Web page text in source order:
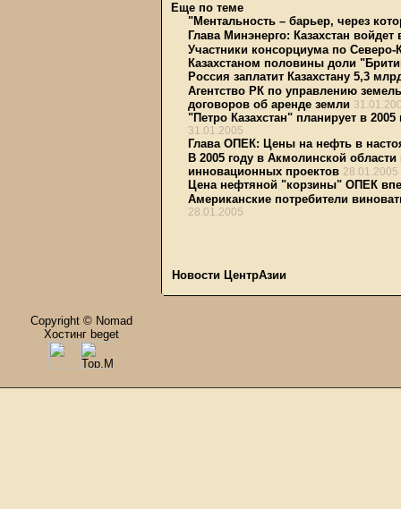
Еще по теме
"Ментальность – барьер, через
Глава Минэнерго: Казахстан
Участники консорциума по Северо-
Казахстаном половины доли
Россия заплатит Казахстану 5,3
Агентство РК по управлению
договоров об аренде земли
"Петро Казахстан" планирует в
31.01.2005
Глава ОПЕК: Цены на нефть в
В 2005 году в Акмолинской
инновационных проектов 28.01.2005
Цена нефтяной "корзины" ОПЕК
Американские потребители
28.01.2005
Новости ЦентрАзии
Copyright © Nomad
Хостинг beget